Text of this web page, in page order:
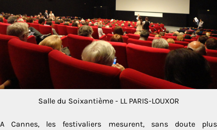
Salle du Soixantième - LL PARIS-LOUXOR
A Cannes, les festivaliers mesurent, sans doute plus